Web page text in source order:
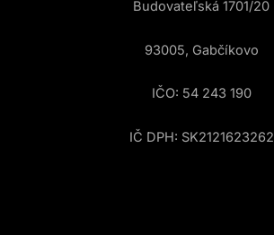
Budovateľská 1701/20
93005, Gabčíkovo
IČO: 54 243 190
IČ DPH: SK2121623262